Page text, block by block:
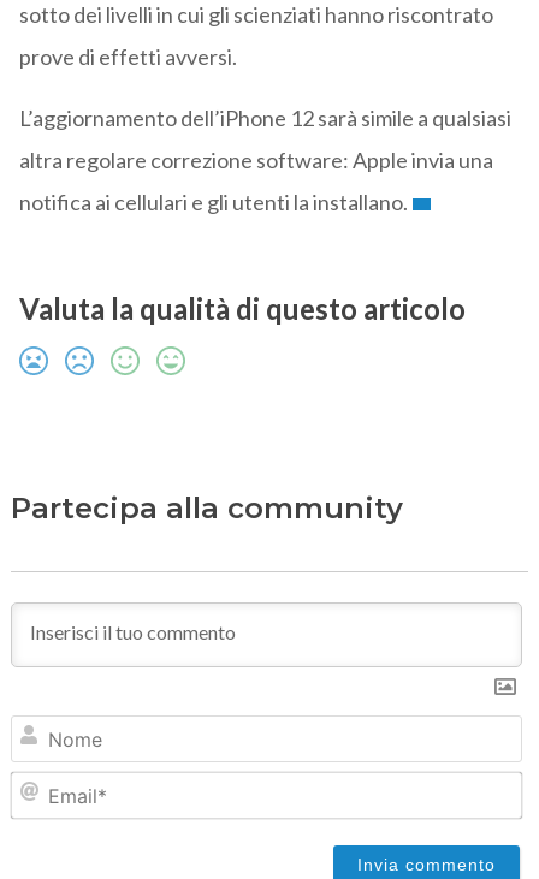
sotto dei livelli in cui gli scienziati hanno riscontrato
prove di effetti avversi.
L’aggiornamento dell’iPhone 12 sarà simile a qualsiasi
altra regolare correzione software: Apple invia una
notifica ai cellulari e gli utenti la installano.
Valuta la qualità di questo articolo
Partecipa alla community